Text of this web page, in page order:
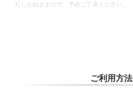
たしかねますので、予めご了承ください。
ご利用方法